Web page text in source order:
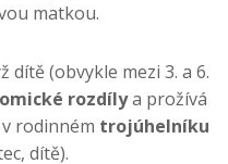
matkou.
dítě (obvykle mezi 3. a 6.
rozdílya prožívá
rodinném trojúhelníku
dítě).